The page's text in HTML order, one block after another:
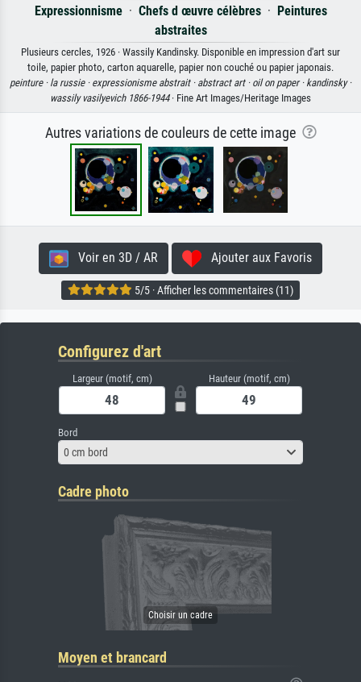
Expressionnisme· Chefs d œuvre célèbres·
Peintures
abstraites
Plusieurs cercles, 1926 · Wassily Kandinsky. Disponible en impression d'art sur
toile, papier photo, carton aquarelle, papier non couché ou papier japonais.
peinture · la russie · expressionisme abstrait · abstract art · oil on paper · kandinsky ·
wassily vasilyevich 1866-1944· Fine Art Images/Heritage Images
Autres variations de couleurs de cette image
Voir en 3D / AR Ajouter aux Favoris
5/5 · Afficher les commentaires (11)
Configurez d'art
Largeur (motif, cm) Hauteur (motif, cm)
Bord
0 cm bord
Cadre photo
Moyen et brancard